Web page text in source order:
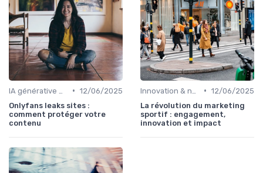
• 12/06/2025
Onlyfans leaks sites :
comment protéger votre
contenu
• 12/06/2025
La révolution du marketing
sportif : engagement,
innovation et impact